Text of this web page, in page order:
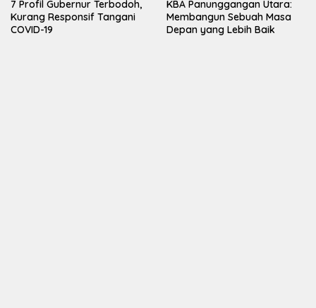
7 Profil Gubernur Terbodoh,
Kurang Responsif Tangani
COVID-19
KBA Panunggangan Utara:
Membangun Sebuah Masa
Depan yang Lebih Baik